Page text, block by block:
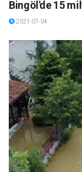
Bingöl'de 15
2021-07-04